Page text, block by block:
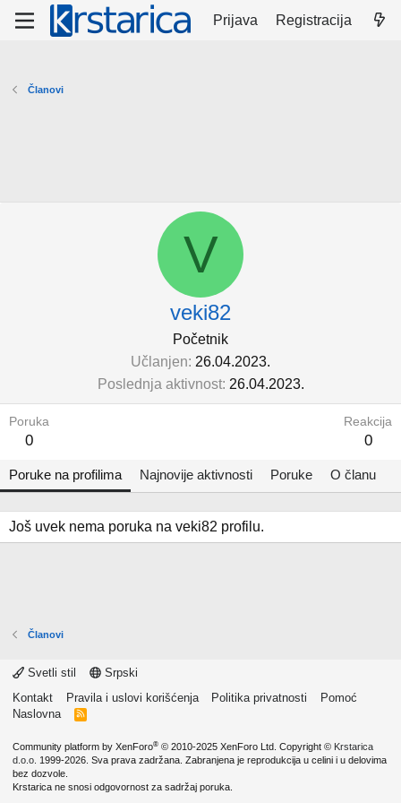
Prijava Registracija
Članovi
V
veki82
Početnik
Učlanjen 26.04.2023.
Poslednja aktivnost 26.04.2023.
Poruka
0
Reakcija
0
Poruke na profilima Najnovije aktivnosti Poruke O članu
Još uvek nema poruka na veki82 profilu.
Članovi
Svetli stil
Srpski
Kontakt
Pravila i uslovi korišćenja Politika privatnosti
Pomoć
Naslovna
R
Community platform by XenForo® © 2010-2025 XenForo Ltd. Copyright © Krstarica
d.o.o. 1999-2026. Sva prava zadržana. Zabranjena je reprodukcija u celini i u delovima
bez dozvole.
Krstarica ne snosi odgovornost za sadržaj poruka.